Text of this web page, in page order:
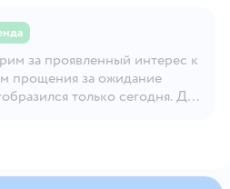
Открыть вопрос
за проявленный интерес к
прощения за ожидание
только сегодня. Да,
рекомендуем